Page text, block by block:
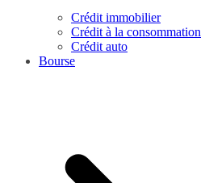
Crédit immobilier
Crédit à la consommation
Crédit auto
Bourse